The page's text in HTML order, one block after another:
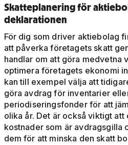
Skatteplanering för
deklarationen
För dig som driver aktiebolag
att påverka företagets skatt
handlar om att göra medvetna
optimera företagets ekonomi
kan till exempel välja att
göra avdrag för inventarier
periodiseringsfonder för att
olika år. Det är också viktigt att
kostnader som är avdragsgilla
dem för att minska den skatt